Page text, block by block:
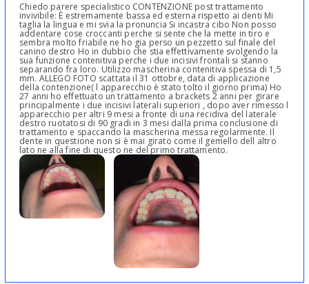
Chiedo parere specialistico CONTENZIONE post trattamento
invivibile: È estremamente bassa ed esterna rispetto ai denti Mi
taglia la lingua e mi svia la pronuncia Si incastra cibo Non posso
addentare cose croccanti perche si sente che la mette in tiro e
sembra molto friabile ne ho gia perso un pezzetto sul finale del
canino destro Ho in dubbio che stia effettivamente svolgendo la
sua funzione contenitiva perche i due incisivi frontali si stanno
separando fra loro. Utilizzo mascherina contenitiva spessa di 1,5
mm. ALLEGO FOTO scattata il 31 ottobre, data di applicazione
della contenzione( l apparecchio è stato tolto il giorno prima) Ho
27 anni ho effettuato un trattamento a brackets 2 anni per girare
principalmente i due incisivi laterali superiori , dopo aver rimesso l
apparecchio per altri 9 mesi a fronte di una recidiva del laterale
destro ruotatosi di 90 gradi in 3 mesi dalla prima conclusione di
trattamento e spaccando la mascherina messa regolarmente. Il
dente in questione non si è mai girato come il gemello dell altro
lato ne alla fine di questo ne del primo trattamento.